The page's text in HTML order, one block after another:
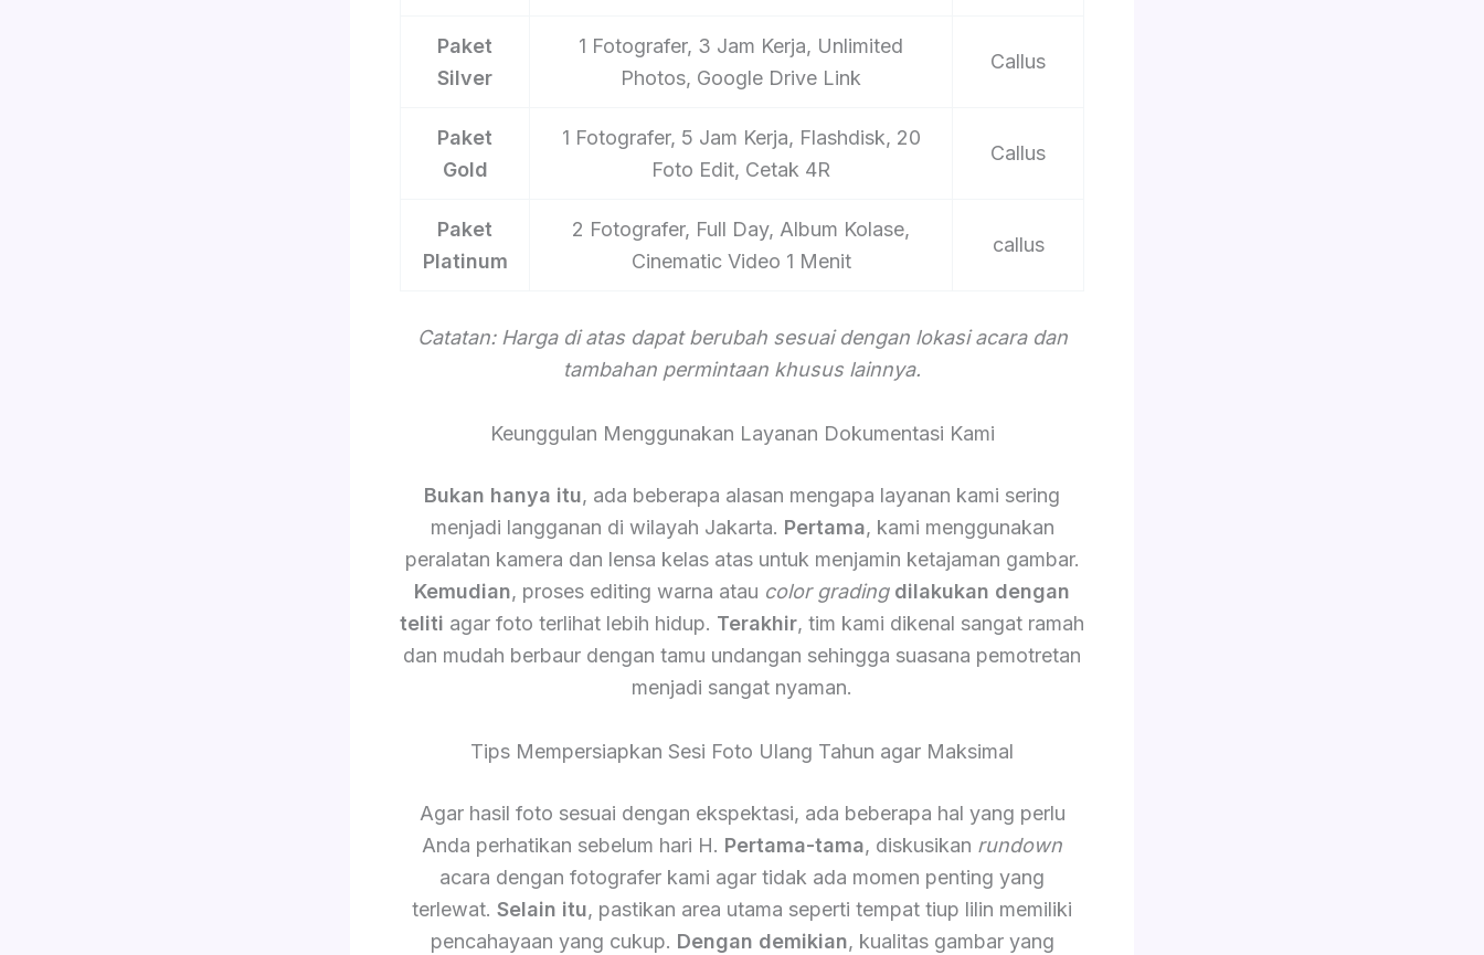
Paket
Silver
1 Fotografer, 3 Jam Kerja, Unlimited
Photos, Google Drive Link
Callus
Paket
Gold
1 Fotografer, 5 Jam Kerja, Flashdisk, 20
Foto Edit, Cetak 4R
Callus
Paket
Platinum
2 Fotografer, Full Day, Album Kolase,
Cinematic Video 1 Menit
callus
Catatan: Harga di atas dapat berubah sesuai dengan lokasi acara dan
tambahan permintaan khusus lainnya.
Keunggulan Menggunakan Layanan Dokumentasi Kami
Bukan hanya itu, ada beberapa alasan mengapa layanan kami sering
menjadi langganan di wilayah Jakarta. Pertama, kami menggunakan
peralatan kamera dan lensa kelas atas untuk menjamin ketajaman gambar.
Kemudian, proses editing warna atau color grading dilakukan dengan
teliti agar foto terlihat lebih hidup. Terakhir, tim kami dikenal sangat ramah
dan mudah berbaur dengan tamu undangan sehingga suasana pemotretan
menjadi sangat nyaman.
Tips Mempersiapkan Sesi Foto Ulang Tahun agar Maksimal
Agar hasil foto sesuai dengan ekspektasi, ada beberapa hal yang perlu
Anda perhatikan sebelum hari H. Pertama-tama, diskusikan rundown
acara dengan fotografer kami agar tidak ada momen penting yang
terlewat. Selain itu, pastikan area utama seperti tempat tiup lilin memiliki
pencahayaan yang cukup. Dengan demikian, kualitas gambar yang